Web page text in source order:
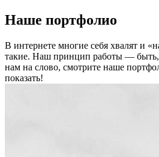
Наше портфолио
В интернете многие себя хвалят и
такие. Наш принцип работы — быть,
нам на слово, смотрите наше
показать!